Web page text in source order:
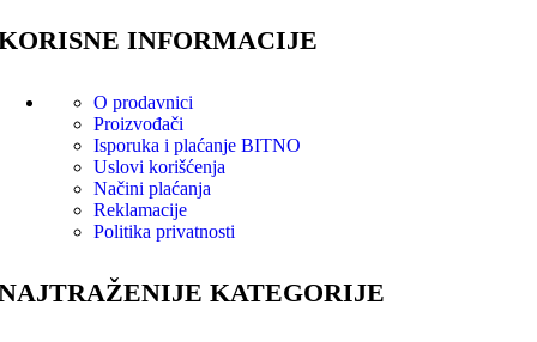
INFORMACIJE
O prodavnici
Proizvođači
Isporuka i plaćanje BITNO
Uslovi korišćenja
Načini plaćanja
Reklamacije
Politika privatnosti
KATEGORIJE